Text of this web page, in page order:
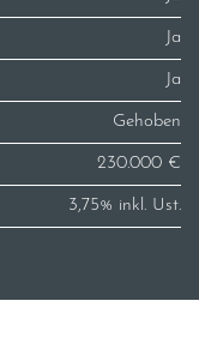
Ja
Ja
Gehoben
230.000 €
3,75% inkl. Ust.